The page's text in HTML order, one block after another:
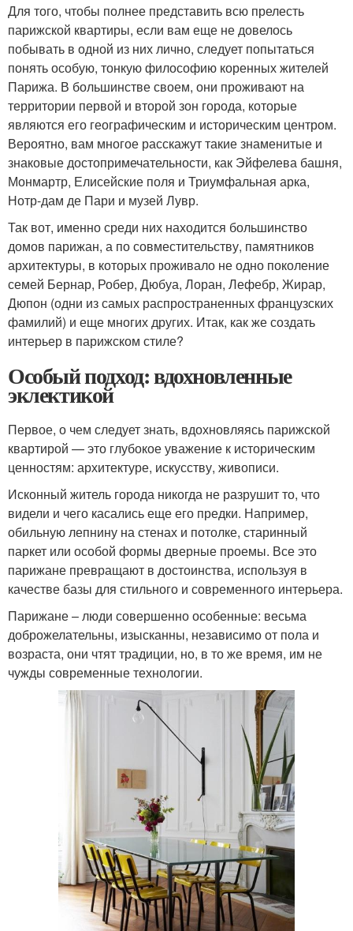
Для того, чтобы полнее представить всю прелесть
парижской квартиры, если вам еще не довелось
побывать в одной из них лично, следует попытаться
понять особую, тонкую философию коренных жителей
Парижа. В большинстве своем, они проживают на
территории первой и второй зон города, которые
являются его географическим и историческим центром.
Вероятно, вам многое расскажут такие знаменитые и
знаковые достопримечательности, как Эйфелева башня,
Монмартр, Елисейские поля и Триумфальная арка,
Нотр-дам де Пари и музей Лувр.
Так вот, именно среди них находится большинство
домов парижан, а по совместительству, памятников
архитектуры, в которых проживало не одно поколение
семей Бернар, Робер, Дюбуа, Лоран, Лефебр, Жирар,
Дюпон (одни из самых распространенных французских
фамилий) и еще многих других. Итак, как же создать
интерьер в парижском стиле?
Особый подход: вдохновленные
эклектикой
Первое, о чем следует знать, вдохновляясь парижской
квартирой — это глубокое уважение к историческим
ценностям: архитектуре, искусству, живописи.
Исконный житель города никогда не разрушит то, что
видели и чего касались еще его предки. Например,
обильную лепнину на стенах и потолке, старинный
паркет или особой формы дверные проемы. Все это
парижане превращают в достоинства, используя в
качестве базы для стильного и современного интерьера.
Парижане – люди совершенно особенные: весьма
доброжелательны, изысканны, независимо от пола и
возраста, они чтят традиции, но, в то же время, им не
чужды современные технологии.